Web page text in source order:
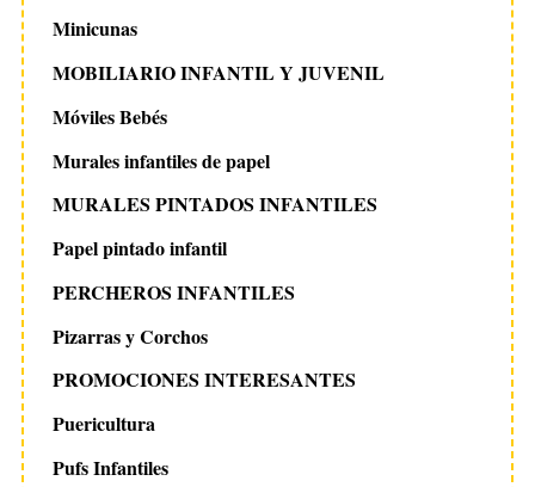
Minicunas
MOBILIARIO INFANTIL Y JUVENIL
Móviles Bebés
Murales infantiles de papel
MURALES PINTADOS INFANTILES
Papel pintado infantil
PERCHEROS INFANTILES
Pizarras y Corchos
PROMOCIONES INTERESANTES
Puericultura
Pufs Infantiles